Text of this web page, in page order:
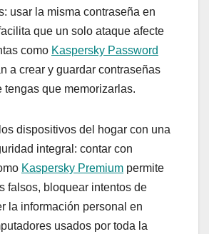
usar la misma contraseña en
que un solo ataque afecte
como Kaspersky Password
a crear y guardar contraseñas
tengas que memorizarlas.
dispositivos del hogar con una
integral: contar con
Kaspersky Premium permite
falsos, bloquear intentos de
la información personal en
usados por toda la